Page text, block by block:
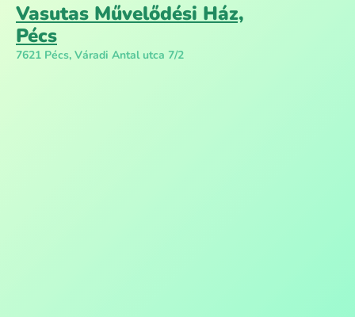
Vasutas Művelődési Ház,
Pécs
7621 Pécs, Váradi Antal utca 7/2